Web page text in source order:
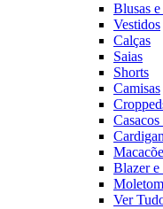
Blusas
Vestidos
Calças
Saias
Shorts
Camisas
Casacos
Blazer e
Moletom
Ver